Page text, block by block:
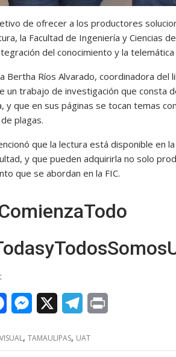
de ofrecer a los productores
la Facultad de Ingeniería y Ciencias
del conocimiento y la telemática
Bertha Ríos Alvarado, coordinadora
un trabajo de investigación que consta
y que en sus páginas se tocan temas
plagas.
que la lectura está disponible en
y que pueden adquirirla no solo
que se abordan en la FIC.
c
s
, TAMAULIPAS, UAT